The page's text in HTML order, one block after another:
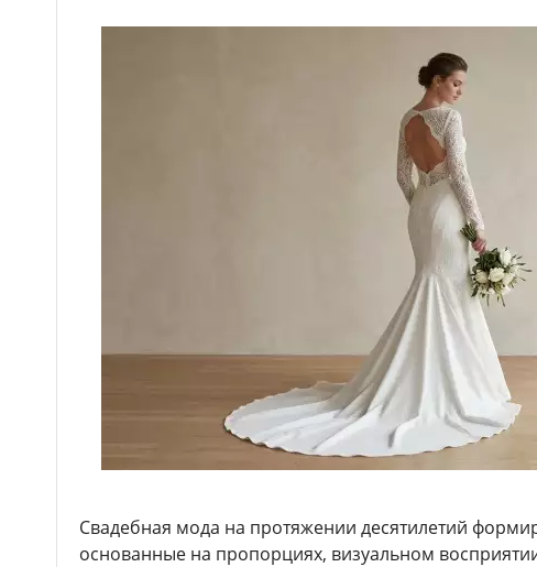
Свадебная мода на протяжении десятилетий
основанные на пропорциях, визуальном